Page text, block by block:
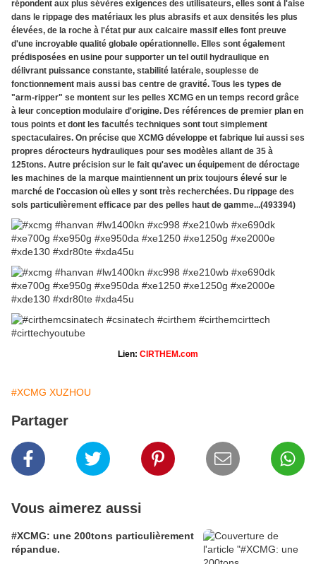
répondent aux plus sévères exigences des utilisateurs, elles sont à l'aise
dans le rippage des matériaux les plus abrasifs et aux densités les plus
élevées, de la roche à l'état pur aux calcaire massif elles font preuve
d'une incroyable qualité globale opérationnelle. Elles sont également
prédisposées en usine pour supporter un tel outil hydraulique en
délivrant puissance constante, stabilité latérale, souplesse de
fonctionnement mais aussi bas centre de gravité. Tous les types de
"arm-ripper" se montent sur les pelles XCMG en un temps record grâce
à leur conception modulaire d'origine. Des références de premier plan en
tous points et dont les facultés techniques sont tout simplement
spectaculaires. On précise que XCMG développe et fabrique lui aussi ses
propres dérocteurs hydrauliques pour ses modèles allant de 35 à
125tons. Autre précision sur le fait qu'avec un équipement de déroctage
les machines de la marque maintiennent un prix toujours élevé sur le
marché de l'occasion où elles y sont très recherchées. Du rippage des
sols particulièrement efficace par des pelles haut de gamme...(493394)
Lien: CIRTHEM.com
#XCMG XUZHOU
Partager
Vous aimerez aussi
#XCMG: une 200tons particulièrement
répandue.